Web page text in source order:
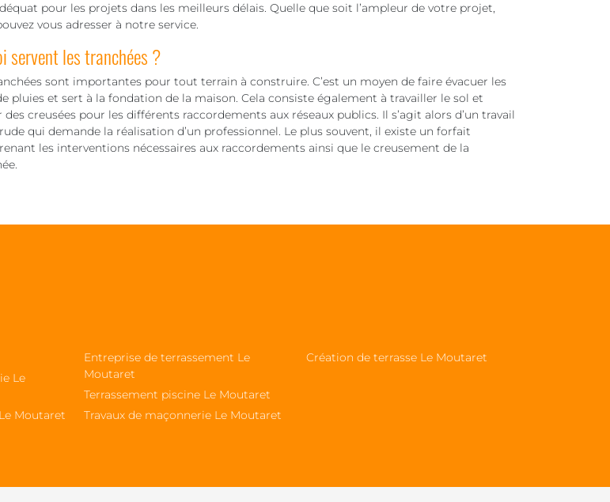
pour les projets dans les meilleurs délais. Quelle que soit l’ampleur de votre projet,
vous adresser à notre service.
servent les tranchées ?
sont importantes pour tout terrain à construire. C’est un moyen de faire évacuer les
pluies et sert à la fondation de la maison. Cela consiste également à travailler le sol et
des creusées pour les différents raccordements aux réseaux publics. Il s’agit alors d’un travail
qui demande la réalisation d’un professionnel. Le plus souvent, il existe un forfait
les interventions nécessaires aux raccordements ainsi que le creusement de la
Le
Moutaret
Entreprise de terrassement Le
Moutaret
Terrassement piscine Le Moutaret
Travaux de maçonnerie Le Moutaret
Création de terrasse Le Moutaret